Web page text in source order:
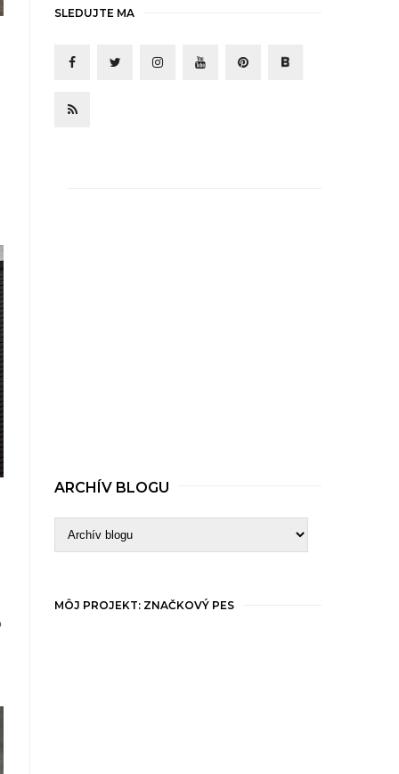
SLEDUJTE MA
ARCHÍV BLOGU
MÔJ PROJEKT: ZNAČKOVÝ PES